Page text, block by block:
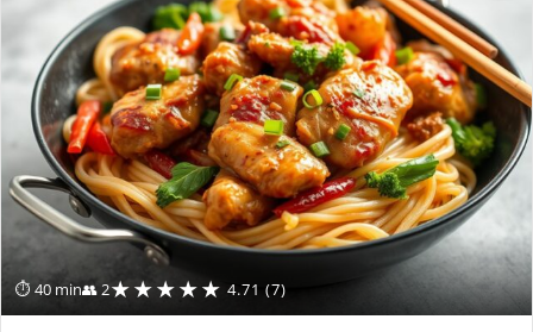
⏱ 40 min👥 2★★★★★ 4.71 (7)